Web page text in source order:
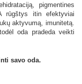
pigmentines
rūgštys itin efektyviai
aktyvumą, imunitetą.
oda pradeda veikti
savo oda.